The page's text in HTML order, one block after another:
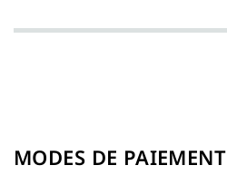
MODES DE PAIEMENT